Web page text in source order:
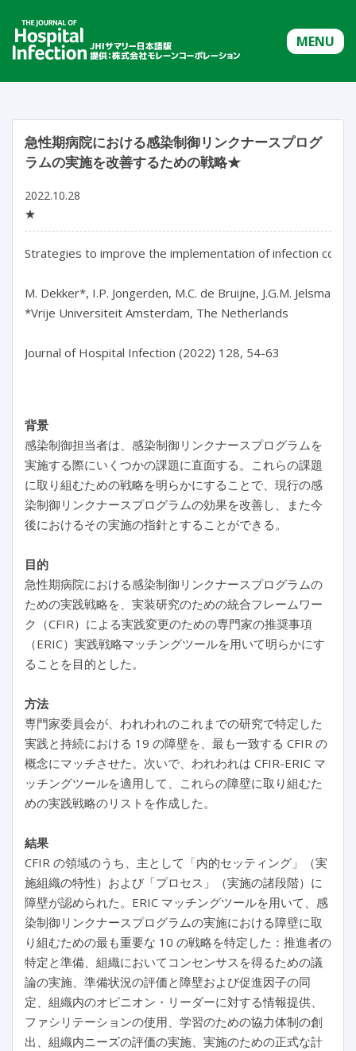
MENU
急性期病院における感染制御リンクナースプログ
ラムの実施を改善するための戦略★
2022.10.28
★
Strategies to improve the implementation of infection
M. Dekker*, I.P. Jongerden, M.C. de Bruijne, J.G.M. Jelsma,
*Vrije Universiteit Amsterdam, The Netherlands
Journal of Hospital Infection (2022) 128, 54-63
背景
感染制御担当者は、感染制御リンクナースプログラムを
実施する際にいくつかの課題に直面する。これらの課題
に取り組むための戦略を明らかにすることで、現行の感
染制御リンクナースプログラムの効果を改善し、また今
後におけるその実施の指針とすることができる。
目的
急性期病院における感染制御リンクナースプログラムの
ための実践戦略を、実装研究のための統合フレームワー
ク（CFIR）による実践変更のための専門家の推奨事項
（ERIC）実践戦略マッチングツールを用いて明らかにす
ることを目的とした。
方法
専門家委員会が、われわれのこれまでの研究で特定した
実践と持続における 19 の障壁を、最も一致する CFIR の
概念にマッチさせた。次いで、われわれは CFIR-ERIC マ
ッチングツールを適用して、これらの障壁に取り組むた
めの実践戦略のリストを作成した。
結果
CFIR の領域のうち、主として「内的セッティング」（実
施組織の特性）および「プロセス」（実施の諸段階）に
障壁が認められた。ERIC マッチングツールを用いて、感
染制御リンクナースプログラムの実施における障壁に取
り組むための最も重要な 10 の戦略を特定した：推進者の
特定と準備、組織においてコンセンサスを得るための議
論の実施、準備状況の評価と障壁および促進因子の同
定、組織内のオピニオン・リーダーに対する情報提供、
ファシリテーションの使用、学習のための協力体制の創
出、組織内ニーズの評価の実施、実施のための正式な計